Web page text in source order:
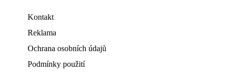
Kontakt
Reklama
Ochrana osobních údajů
Podmínky použití